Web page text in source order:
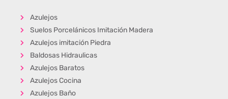
Azulejos
Suelos Porcelánicos Imitación Madera
Azulejos imitación Piedra
Baldosas Hidraulicas
Azulejos Baratos
Azulejos Cocina
Azulejos Baño